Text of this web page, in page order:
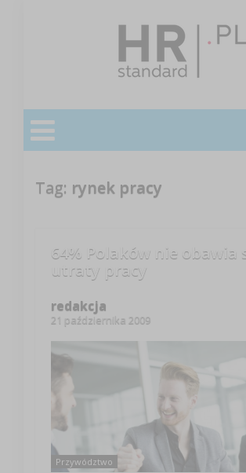
Tag: rynek pracy
64% Polaków nie obawia
utraty pracy
redakcja
21 października 2009
Przywództwo